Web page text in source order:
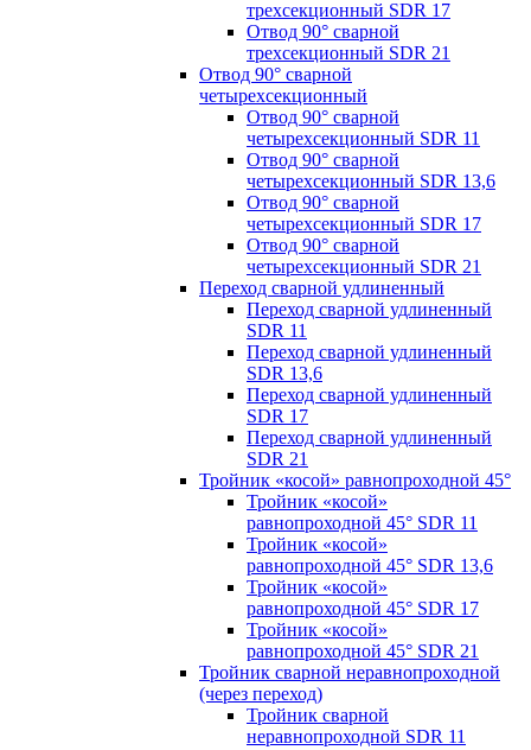
трехсекционный SDR 17
Отвод 90° сварной
трехсекционный SDR 21
Отвод 90° сварной
четырехсекционный
Отвод 90° сварной
четырехсекционный SDR 11
Отвод 90° сварной
четырехсекционный SDR 13,6
Отвод 90° сварной
четырехсекционный SDR 17
Отвод 90° сварной
четырехсекционный SDR 21
Переход сварной удлиненный
Переход сварной удлиненный
SDR 11
Переход сварной удлиненный
SDR 13,6
Переход сварной удлиненный
SDR 17
Переход сварной удлиненный
SDR 21
Тройник «косой» равнопроходной 45°
Тройник «косой»
равнопроходной 45° SDR 11
Тройник «косой»
равнопроходной 45° SDR 13,6
Тройник «косой»
равнопроходной 45° SDR 17
Тройник «косой»
равнопроходной 45° SDR 21
Тройник сварной неравнопроходной
(через переход)
Тройник сварной
неравнопроходной SDR 11